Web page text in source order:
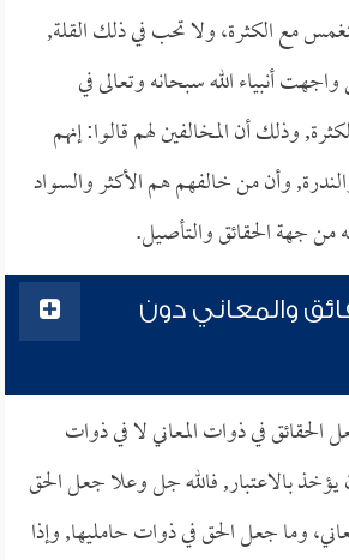
مع الكثرة، ولا تحب في ذلك القلة,
أنبياء الله سبحانه وتعالى في
وذلك أن المخالفين لهم قالوا: إنهم
وأن من خالفهم هم الأكثر والسواد
من جهة الحقائق والتأصيل.
والمعاني دون
الحقائق في ذوات المعاني لا في ذوات
يؤخذ بالاعتبار, فالله جل وعلا جعل الحق
وما جعل الحق في ذوات حامليها, وإذا